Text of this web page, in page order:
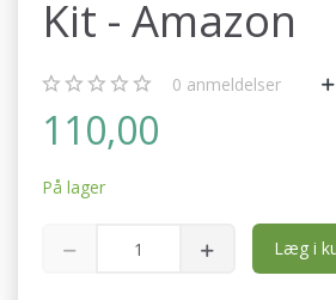
Kit - Amazon
0 anmeldelser
110,00
På lager
Læg i